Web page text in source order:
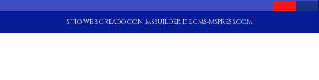
SITIO WEB CREADO CON MSBUILDER DE CMS-MSPRESS.COM